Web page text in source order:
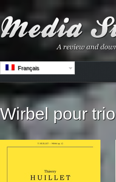
Français
Wirbel pour trio